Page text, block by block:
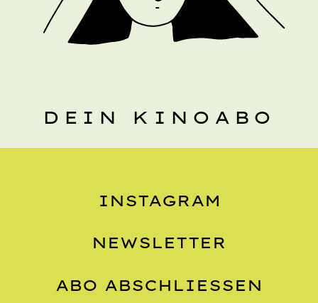
DEIN KINOABO
INSTAGRAM
NEWSLETTER
ABO ABSCHLIESSEN